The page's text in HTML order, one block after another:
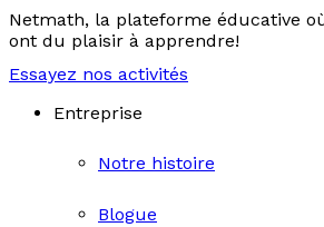
Netmath, la plateforme éducative
ont du plaisir à apprendre!
Essayez nos activités
Entreprise
Notre histoire
Blogue